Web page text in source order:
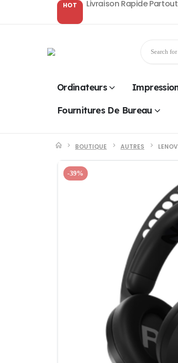
HOT Livraison Rapide
Ordinateurs
Fournitures De Bureau
BOUTIQUE AUTRES
-39%